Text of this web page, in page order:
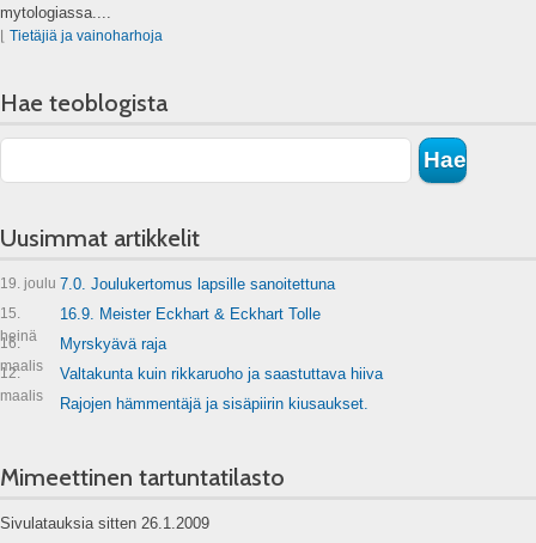
mytologiassa....
⌊ Tietäjiä ja vainoharhoja
Hae teoblogista
Uusimmat artikkelit
19. joulu 7.0. Joulukertomus lapsille sanoitettuna
15.
heinä
16.9. Meister Eckhart & Eckhart Tolle
16.
maalis
Myrskyävä raja
12.
maalis
Valtakunta kuin rikkaruoho ja saastuttava hiiva
Rajojen hämmentäjä ja sisäpiirin kiusaukset.
Mimeettinen tartuntatilasto
Sivulatauksia sitten 26.1.2009